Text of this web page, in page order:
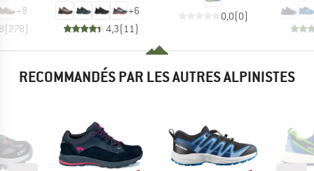
+8
(278)
+6
4,3(11 )
0,0(0)
RECOMMANDÉS PAR LES AUTRES ALPINISTES